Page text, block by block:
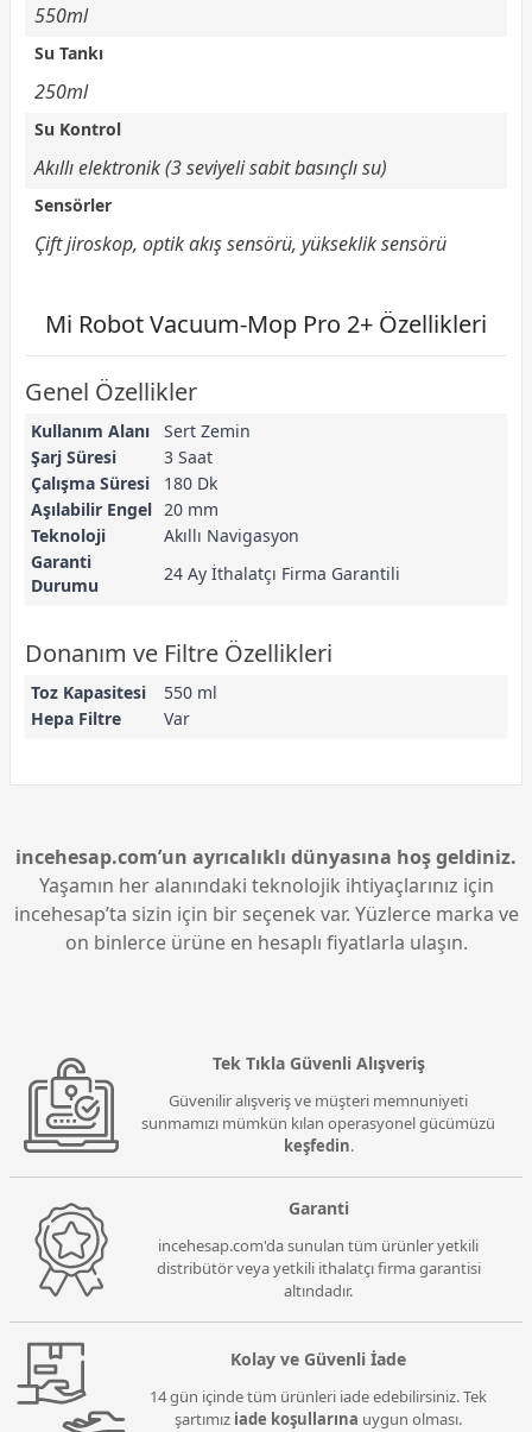
550ml
Su Tankı
250ml
Su Kontrol
Akıllı elektronik (3 seviyeli sabit basınçlı su)
Sensörler
Çift jiroskop, optik akış sensörü, yükseklik sensörü
Mi Robot Vacuum-Mop Pro 2+ Özellikleri
Genel Özellikler
Kullanım Alanı
Sert Zemin
Şarj Süresi
3 Saat
Çalışma Süresi
180 Dk
Aşılabilir Engel 20 mm
Teknoloji
Akıllı Navigasyon
Garanti
Durumu
24 Ay İthalatçı Firma Garantili
Donanım ve Filtre Özellikleri
Toz Kapasitesi
550 ml
Hepa Filtre
Var
incehesap.com’un ayrıcalıklı dünyasına hoş geldiniz.
Yaşamın her alanındaki teknolojik ihtiyaçlarınız için
incehesap’ta sizin için bir seçenek var. Yüzlerce marka ve
on binlerce ürüne en hesaplı fiyatlarla ulaşın.
Tek Tıkla Güvenli Alışveriş
Güvenilir alışveriş ve müşteri memnuniyeti
sunmamızı mümkün kılan operasyonel gücümüzü
keşfedin.
Garanti
incehesap.com'da sunulan tüm ürünler yetkili
distribütör veya yetkili ithalatçı firma garantisi
altındadır.
Kolay ve Güvenli İade
14 gün içinde tüm ürünleri iade edebilirsiniz. Tek
şartımız iade koşullarına uygun olması.